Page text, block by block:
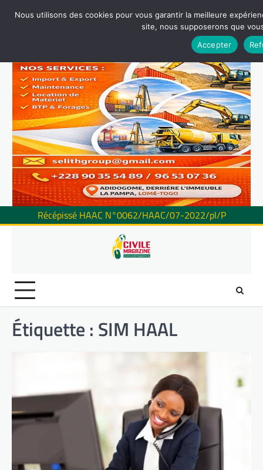
Récépissé HAAC N°0062/HAAC/07-2022/pl/P
Étiquette : SIM HAAL
Nous utilisons des cookies pour vous garantir la meilleure
site, nous supposerons que
Accepter